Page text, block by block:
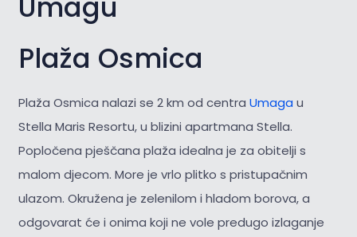
Umagu
Plaža Osmica
Plaža Osmica nalazi se 2 km od centra Umaga u
Stella Maris Resortu, u blizini apartmana Stella.
Popločena pješčana plaža idealna je za obitelji s
malom djecom. More je vrlo plitko s pristupačnim
ulazom. Okružena je zelenilom i hladom borova, a
odgovarat će i onima koji ne vole predugo izlaganje